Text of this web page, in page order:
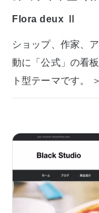
Flora deux Ⅱ
ショップ、作家、
動に「公式」の看
ト型テーマです。 ＞